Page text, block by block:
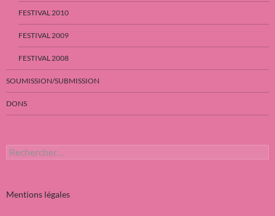
FESTIVAL 2010
FESTIVAL 2009
FESTIVAL 2008
SOUMISSION/SUBMISSION
DONS
Rechercher :
Mentions légales